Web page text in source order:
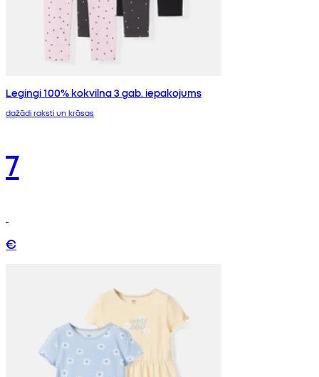
Legingi 100% kokvilna 3 gab. iepakojums
dažādi raksti un krāsas
7
€